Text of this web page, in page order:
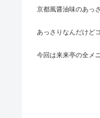
京都風醤油味のあっ
あっさりなんだけど
今回は来来亭の全メ